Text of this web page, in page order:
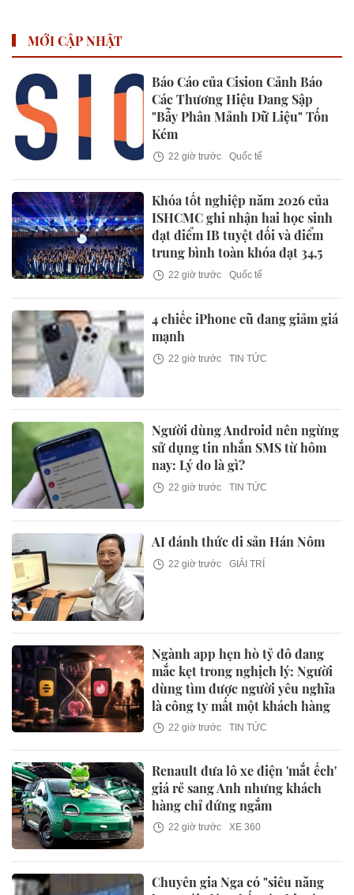
MỚI CẬP NHẬT
Báo Cáo của Cision Cảnh Báo
Các Thương Hiệu Đang Sập
"Bẫy Phân Mảnh Dữ Liệu" Tốn
Kém
22 giờ trước Quốc tế
Khóa tốt nghiệp năm 2026 của
ISHCMC ghi nhận hai học sinh
đạt điểm IB tuyệt đối và điểm
trung bình toàn khóa đạt 34,5
22 giờ trước Quốc tế
4 chiếc iPhone cũ đang giảm giá
mạnh
22 giờ trước TIN TỨC
Người dùng Android nên ngừng
sử dụng tin nhắn SMS từ hôm
nay: Lý do là gì?
22 giờ trước TIN TỨC
AI đánh thức di sản Hán Nôm
22 giờ trước GIẢI TRÍ
Ngành app hẹn hò tỷ đô đang
mắc kẹt trong nghịch lý: Người
dùng tìm được người yêu nghĩa
là công ty mất một khách hàng
22 giờ trước TIN TỨC
Renault đưa lô xe điện 'mắt ếch'
giá rẻ sang Anh nhưng khách
hàng chỉ đứng ngắm
22 giờ trước XE 360
Chuyên gia Nga có "siêu năng